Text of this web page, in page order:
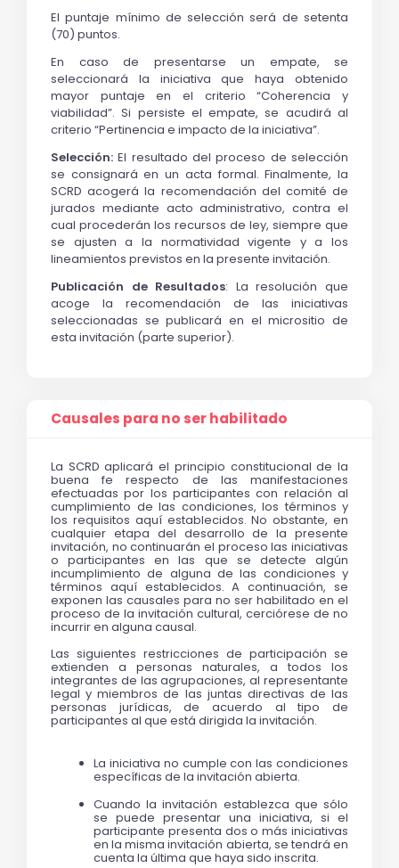
El puntaje mínimo de selección será de setenta
(70) puntos.
En caso de presentarse un empate, se
seleccionará la iniciativa que haya obtenido
mayor puntaje en el criterio “Coherencia y
viabilidad”. Si persiste el empate, se acudirá al
criterio “Pertinencia e impacto de la iniciativa”.
Selección: El resultado del proceso de selección
se consignará en un acta formal. Finalmente, la
SCRD acogerá la recomendación del comité de
jurados mediante acto administrativo, contra el
cual procederán los recursos de ley, siempre que
se ajusten a la normatividad vigente y a los
lineamientos previstos en la presente invitación.
Publicación de Resultados: La resolución que
acoge la recomendación de las iniciativas
seleccionadas se publicará en el micrositio de
esta invitación (parte superior).
Causales para no ser habilitado
La SCRD aplicará el principio constitucional de la
buena fe respecto de las manifestaciones
efectuadas por los participantes con relación al
cumplimiento de las condiciones, los términos y
los requisitos aquí establecidos. No obstante, en
cualquier etapa del desarrollo de la presente
invitación, no continuarán el proceso las iniciativas
o participantes en las que se detecte algún
incumplimiento de alguna de las condiciones y
términos aquí establecidos. A continuación, se
exponen las causales para no ser habilitado en el
proceso de la invitación cultural, cerciórese de no
incurrir en alguna causal.
Las siguientes restricciones de participación se
extienden a personas naturales, a todos los
integrantes de las agrupaciones, al representante
legal y miembros de las juntas directivas de las
personas jurídicas, de acuerdo al tipo de
participantes al que está dirigida la invitación.
La iniciativa no cumple con las condiciones
específicas de la invitación abierta.
Cuando la invitación establezca que sólo
se puede presentar una iniciativa, si el
participante presenta dos o más iniciativas
en la misma invitación abierta, se tendrá en
cuenta la última que haya sido inscrita.